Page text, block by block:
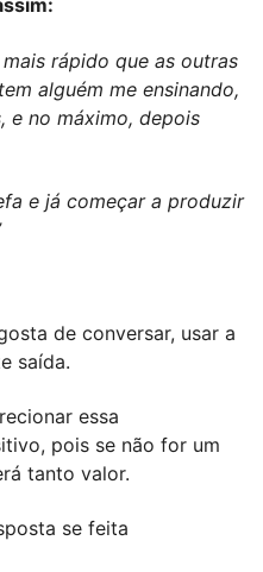
rápido que as outras
alguém me ensinando,
e no máximo, depois
e já começar a produzir
de conversar, usar a
saída.
essa
pois se não for um
tanto valor.
se feita